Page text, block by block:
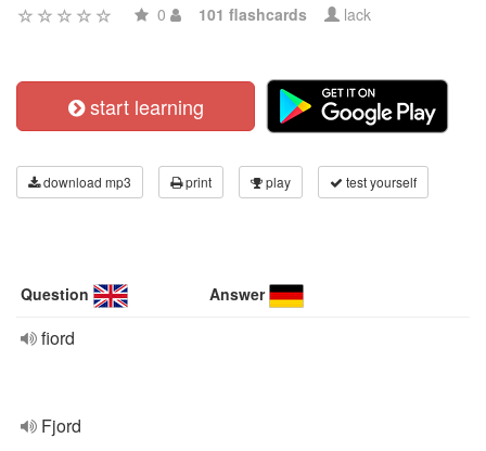
0 101 flashcards lack
start learning
download mp3 print play test yourself
Question Answer
fiord
Fjord